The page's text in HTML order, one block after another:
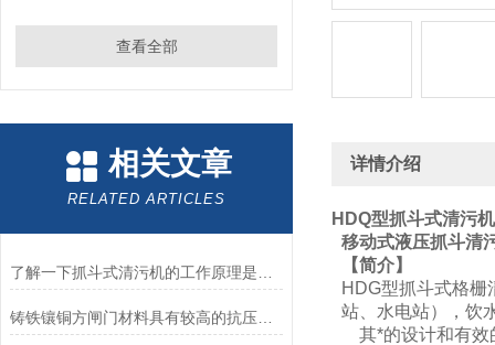
查看全部
相关文章
RELATED ARTICLES
铸铁镶铜方闸门材料具有较高的抗压性能
详情介绍
HDQ型抓斗式清污机
移动式液压抓斗清
【简介】
HDG型抓斗式格栅
站、水电站），饮
其*的设计和有效